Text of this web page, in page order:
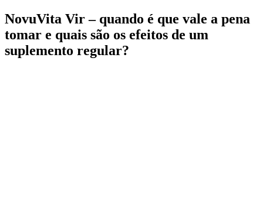
NovuVita Vir – quando é que vale a pena
tomar e quais são os efeitos de um
suplemento regular?